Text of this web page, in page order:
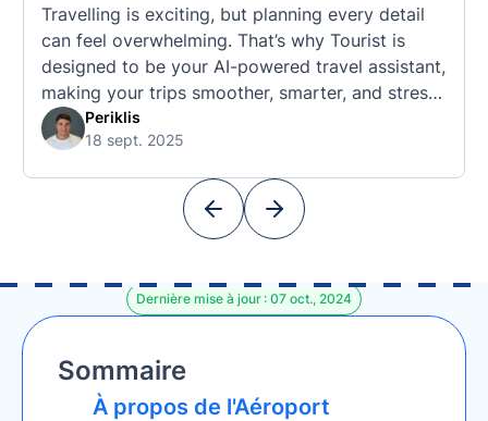
Travelling is exciting, but planning every detail
can feel overwhelming. That’s why Tourist is
designed to be your AI-powered travel assistant,
making your trips smoother, smarter, and stress-
free. 🧭 What Makes the Tourist App Unique?
Unlike standard travel apps, Tourist combines
With Tourist, your trip planning becomes as
Periklis
18 sept. 2025
Dernière mise à jour : 07 oct., 2024
Sommaire
À propos de l'Aéroport